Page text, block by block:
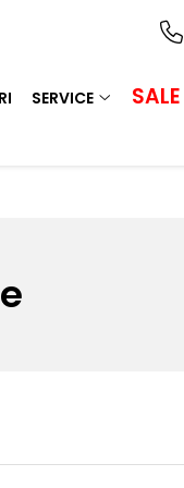
SERVICE SALE